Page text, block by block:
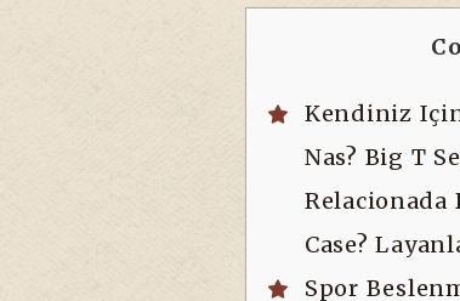
Kendiniz
Nas? Big T
Relacionada
Case?
Spor